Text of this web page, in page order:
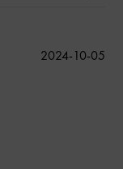
公
2024-10-05